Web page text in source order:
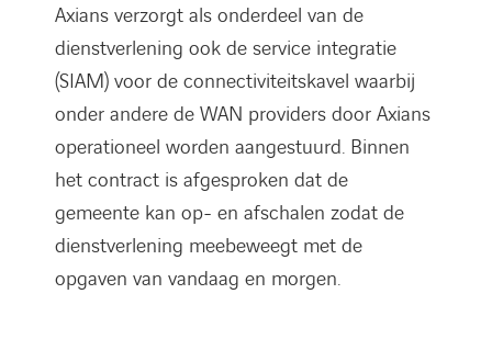
Axians verzorgt als onderdeel van de
dienstverlening ook de service integratie
(SIAM) voor de connectiviteitskavel waarbij
onder andere de WAN providers door Axians
operationeel worden aangestuurd. Binnen
het contract is afgesproken dat de
gemeente kan op- en afschalen zodat de
dienstverlening meebeweegt met de
opgaven van vandaag en morgen.